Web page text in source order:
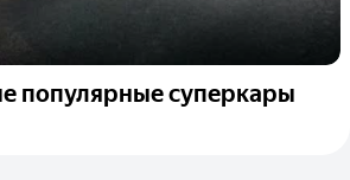
популярные суперкары